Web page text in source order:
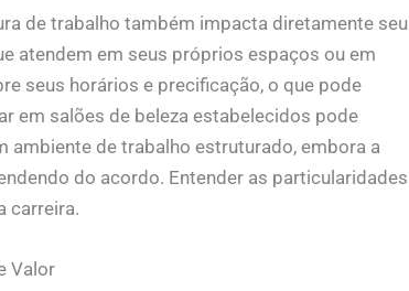
de trabalho também impacta diretamente seu
atendem em seus próprios espaços ou em
seus horários e precificação, o que pode
em salões de beleza estabelecidos pode
ambiente de trabalho estruturado, embora a
do acordo. Entender as particularidades
carreira.
Valor